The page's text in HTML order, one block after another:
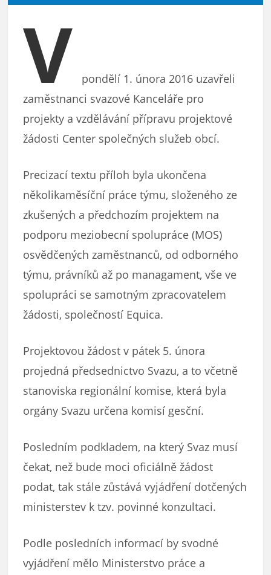
V
pondělí 1. února 2016 uzavřeli
zaměstnanci svazové Kanceláře pro
projekty a vzdělávání přípravu projektové
žádosti Center společných služeb obcí.
Precizací textu příloh byla ukončena
několikaměsíční práce týmu, složeného ze
zkušených a předchozím projektem na
podporu meziobecní spolupráce (MOS)
osvědčených zaměstnanců, od odborného
týmu, právníků až po managament, vše ve
spolupráci se samotným zpracovatelem
žádosti, společností Equica.
Projektovou žádost v pátek 5. února
projedná předsednictvo Svazu, a to včetně
stanoviska regionální komise, která byla
orgány Svazu určena komisí gesční.
Posledním podkladem, na který Svaz musí
čekat, než bude moci oficiálně žádost
podat, tak stále zůstává vyjádření dotčených
ministerstev k tzv. povinné konzultaci.
Podle posledních informací by svodné
vyjádření mělo Ministerstvo práce a